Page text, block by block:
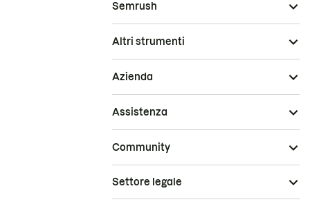
Semrush
Altri strumenti
Azienda
Assistenza
Community
Settore legale